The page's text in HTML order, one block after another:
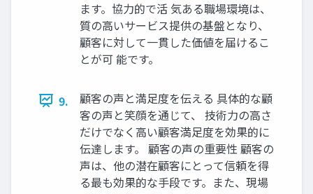
ます。協力的で活 気ある職場環境は、
質の高いサービス提供の基盤となり、
顧客に対して一貫した価値を届けるこ
とが可 能です。
9.
顧客の声と満足度を伝える 具体的な顧
客の声と笑顔を通じて、 技術力の高さ
だけでなく高い顧客満足度を効果的に
伝達します。 顧客の声の重要性 顧客の
声は、他の潜在顧客にとって信頼を得
る最も効果的な手段です。また、現場